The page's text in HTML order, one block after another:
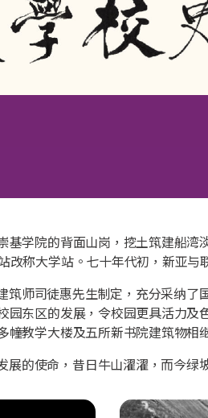
基学院的背面山岗，挖土筑建船
改称大学站。七十年代初，新亚
师司徒惠先生制定，充分采纳
园东区的发展，令校园更具活力
幢教学大楼及五所新书院建筑物相
的使命，昔日牛山濯濯，而今绿